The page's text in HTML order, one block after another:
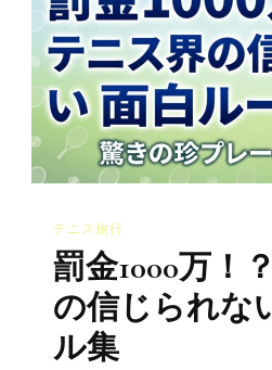
ジ
ャ
ッ
ジ
を
引
こ
す
心
テニス旅行
罰金1000万！
の信じられな
ル集